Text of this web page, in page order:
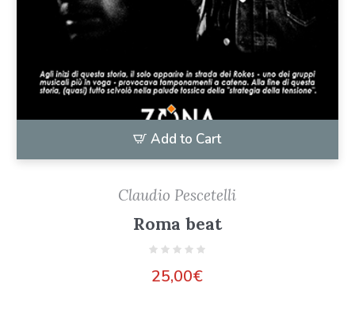
Add to Cart
Claudio Pescetelli
Roma beat
25,00€